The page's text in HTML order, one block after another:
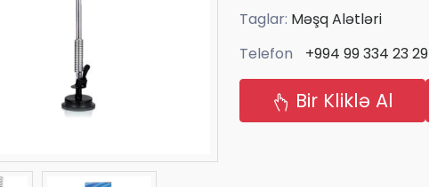
Taglar: Məşq Alətləri
Telefon
+994 99 334 23 29
Bir Kliklə Al